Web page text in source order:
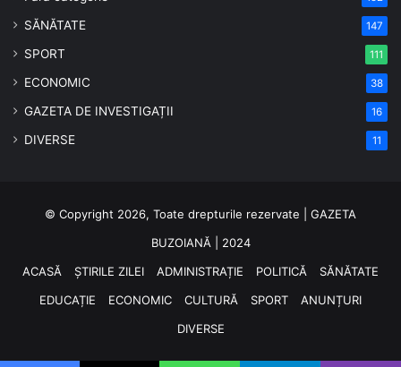
SĂNĂTATE 147
SPORT 111
ECONOMIC 38
GAZETA DE INVESTIGAȚII 16
DIVERSE 11
© Copyright 2026, Toate drepturile rezervate | GAZETA
BUZOIANĂ | 2024
ACASĂ
ȘTIRILE ZILEI ADMINISTRAȚIE POLITICĂ
SĂNĂTATE
EDUCAȚIE
ECONOMIC CULTURĂ SPORT
ANUNȚURI
DIVERSE